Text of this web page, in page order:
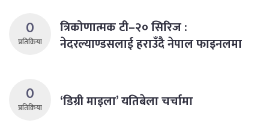
0
प्रतिक्रिया
त्रिकोणात्मक टी–२० सिरिज :
नेदरल्याण्डसलाई हराउँदै नेपाल फाइनलमा
0
प्रतिक्रिया ‘डिग्री माइला’ यतिबेला चर्चामा